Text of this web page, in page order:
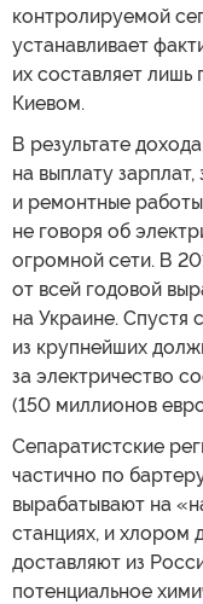
контролируемой
устанавливает
их составляет лишь
Киевом.
В результате
на выплату
и ремонтные
не говоря об
огромной сети. В
от всей годовой
на Украине.
из крупнейших
за электричество
(150 миллионов
Сепаратистские
частично по
вырабатывают на
станциях, и хлором
доставляют из
потенциальное